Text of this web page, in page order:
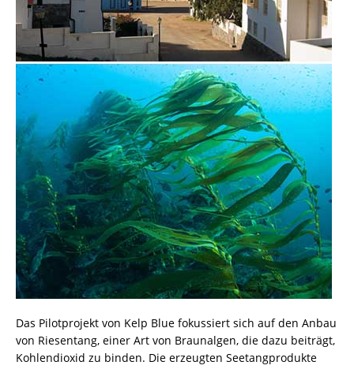
Das Pilotprojekt von Kelp Blue fokussiert sich auf den Anbau
von Riesentang, einer Art von Braunalgen, die dazu beiträgt,
Kohlendioxid zu binden. Die erzeugten Seetangprodukte